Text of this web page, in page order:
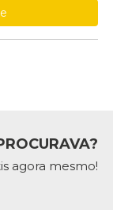
agora mesmo!